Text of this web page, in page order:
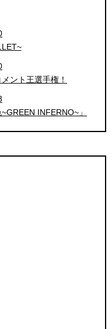
ント王選手権！
INFERNO~」